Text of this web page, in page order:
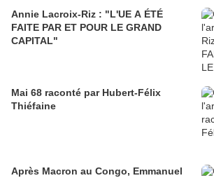
Annie Lacroix-Riz : "L'UE A ÉTÉ
FAITE PAR ET POUR LE GRAND
CAPITAL"
Mai 68 raconté par Hubert-Félix
Thiéfaine
Après Macron au Congo, Emmanuel